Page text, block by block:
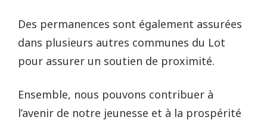
Des permanences sont également assurées
dans plusieurs autres communes du Lot
pour assurer un soutien de proximité.
Ensemble, nous pouvons contribuer à
l’avenir de notre jeunesse et à la prospérité